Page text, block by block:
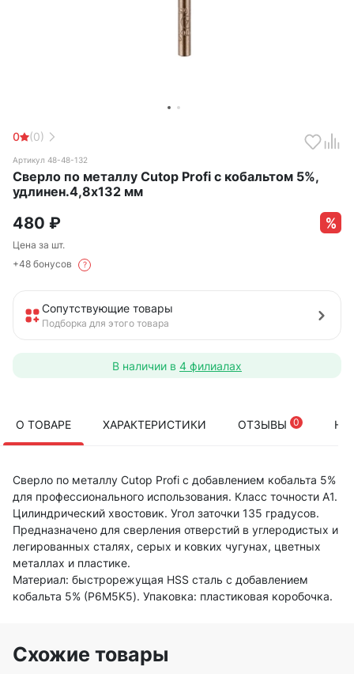
0 (0)
Артикул 48-48-132
Сверло по металлу Cutop Profi с кобальтом 5%,
удлинен.4,8х132 мм
480 ₽
Цена за шт.
+48 бонусов
?
Сопутствующие товары
Подборка для этого товара
В наличии в 4 филиалах
О ТОВАРЕ ХАРАКТЕРИСТИКИ ОТЗЫВЫ 0
Сверло по металлу Cutop Profi с добавлением кобальта 5%
для профессионального использования. Класс точности А1.
Цилиндрический хвостовик. Угол заточки 135 градусов.
Предназначено для сверления отверстий в углеродистых и
легированных сталях, серых и ковких чугунах, цветных
металлах и пластике.
Материал: быстрорежущая HSS сталь c добавлением
кобальта 5% (P6M5K5). Упаковка: пластиковая коробочка.
Схожие товары